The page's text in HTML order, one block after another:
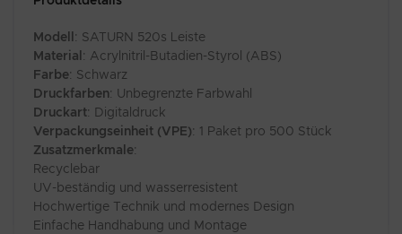
Modell : SATURN 520s Leiste
Material : Acrylnitril-Butadien-Styrol (ABS)
Farbe: Schwarz
Druckfarben: Unbegrenzte Farbwahl
Druckart: Digitaldruck
Verpackungseinheit (VPE): 1 Paket pro 500 Stück
Zusatzmerkmale:
Recyclebar
UV-beständig und wasserresistent
Hochwertige Technik und modernes Design
Einfache Handhabung und Montage